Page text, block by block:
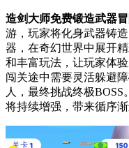
造剑大师免费锻造武器
游，玩家将化身武器铸
器，在奇幻世界中展开
和丰富玩法，让玩家体
闯关途中需要灵活躲避
人，最终挑战终极
将持续增强，带来循序渐